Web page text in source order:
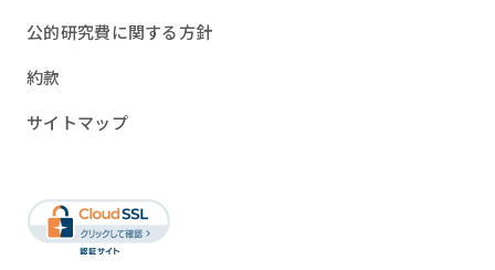
公的研究費に関する方針
約款
サイトマップ